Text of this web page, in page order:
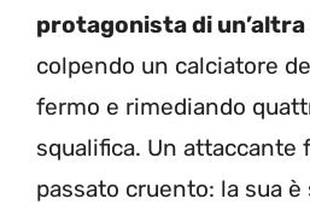
protagonista di
colpendo un calciatore
fermo e rimediando
squalifica. Un attaccante
passato cruento: la sua è